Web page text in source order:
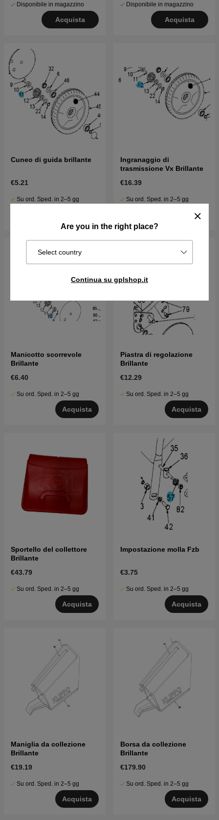
Are you in the right place?
Select country
Continua su gplshop.it
Disponibile in magazzino
Acquista
Disponibile in magazzino
Acquista
Cuneo di guida brillante
€5.21
Su ord. Sped. in 2–5 gg
Ingranaggio di
trasmissione Vx Brillante
€16.39
Su ord. Sped. in 2–5 gg
Acquista
Manicotto scorrevole
Brillante
€6.40
Su ord. Sped. in 2–5 gg
Acquista
Piastra di regolazione
Brillante
€12.29
Su ord. Sped. in 2–5 gg
Acquista
Sportello del collettore
Brillante
€43.79
Su ord. Sped. in 2–5 gg
Acquista
Impostazione molla Fzb
€3.75
Su ord. Sped. in 2–5 gg
Acquista
Maniglia da collezione
Brillante
€19.19
Su ord. Sped. in 2–5 gg
Acquista
Borsa da collezione
Brillante
€179.90
Su ord. Sped. in 2–5 gg
Acquista